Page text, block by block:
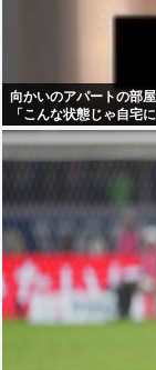
向かいのアパートの部
「こんな状態じゃ自宅